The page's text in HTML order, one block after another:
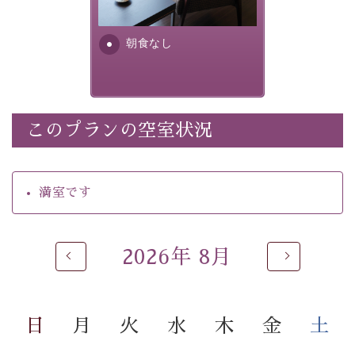
・宿泊料金5%OFF
・環境に配慮したアメニティをご用意
・館内フリーWi-Fi
・駐車場完備
・チェックイン15時、チェックアウト10時
自家源泉「美翠源泉」は酸化の進みが遅く新鮮で若返り
の効果が高い、極めて希有な源泉です。身も心も癒され
温泉の成分に合わせ、防菌防カビの特殊素材の畳を使
朝食なし
びくださいませ。
このプランの空室状況
満室です
2026年 8月
日 月 火 水 木 金 土